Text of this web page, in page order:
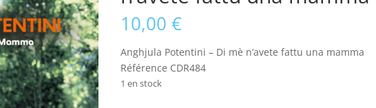
10,00€
Anghjula Potentini – Di mè n’avete fattu una mamma
Référence CDR484
1 en stock